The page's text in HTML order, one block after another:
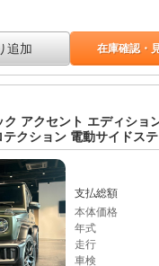
追加 在庫確認・
アクセント エディショ
クション 電動サイドス
支払総額
本体価格
年式
走行
車検